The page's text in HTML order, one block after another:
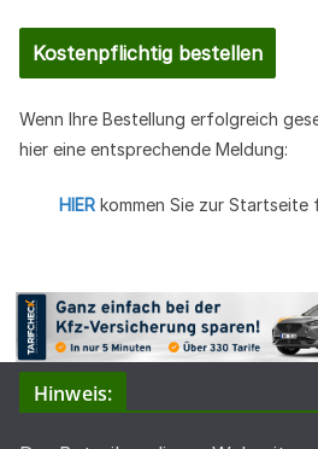
Wenn Ihre Bestellung erfolgreich
hier eine entsprechende Meldung:
HIER kommen Sie zur
Hinweis: